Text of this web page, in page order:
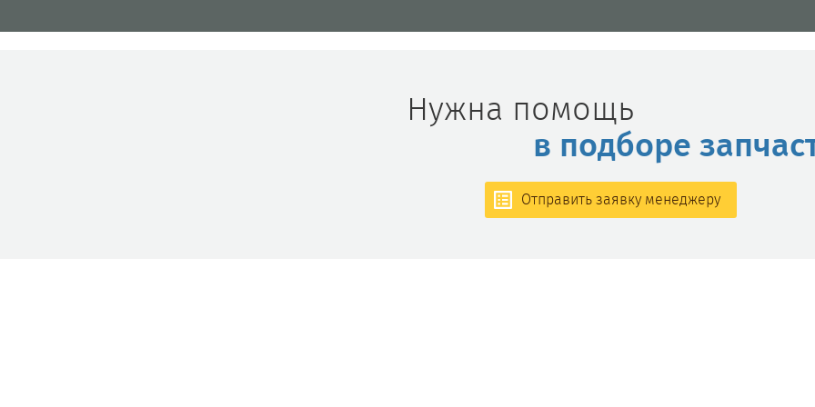
Нужна помощь
в подборе
Отправить заявку менеджеру